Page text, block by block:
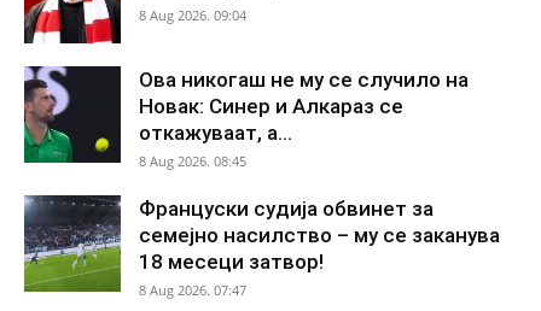
8 Aug 2026. 09:04
Ова никогаш не му се случило на
Новак: Синер и Алкараз се
откажуваат, а...
8 Aug 2026. 08:45
Француски судија обвинет за
семејно насилство – му се заканува
18 месеци затвор!
8 Aug 2026. 07:47